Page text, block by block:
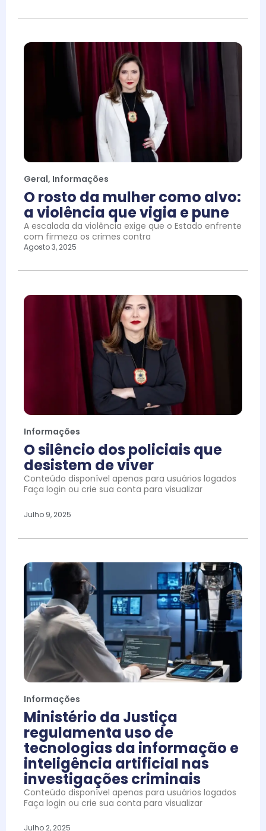
Geral, Informações
O rosto da mulher como alvo:
a violência que vigia e pune
A escalada da violência exige que o Estado enfrente
com firmeza os crimes contra
Agosto 3, 2025
Informações
O silêncio dos policiais que
desistem de viver
Conteúdo disponível apenas para usuários logados
Faça login ou crie sua conta para visualizar
Julho 9, 2025
Informações
Ministério da Justiça
regulamenta uso de
tecnologias da informação e
inteligência artificial nas
investigações criminais
Conteúdo disponível apenas para usuários logados
Faça login ou crie sua conta para visualizar
Julho 2, 2025